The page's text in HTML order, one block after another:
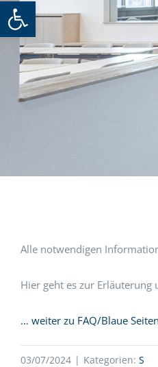
Werkzeugleiste öffnen
Alle notwendigen
Hier geht es zur Erläuterung
… weiter zu FAQ/Blaue Seiten
03/07/2024 | Kategorien: S